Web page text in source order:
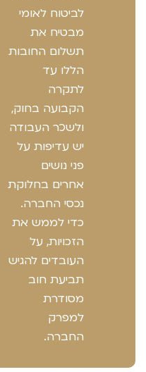
לביטוח לאומי
מבטיח את
תשלום החובות
הללו עד
לתקרה
הקבועה בחוק,
ולשכר העבודה
יש עדיפות על
פני נושים
אחרים בחלוקת
נכסי החברה.
כדי לממש את
הזכויות, על
העובדים להגיש
תביעת חוב
מסודרת
למפרק
החברה.